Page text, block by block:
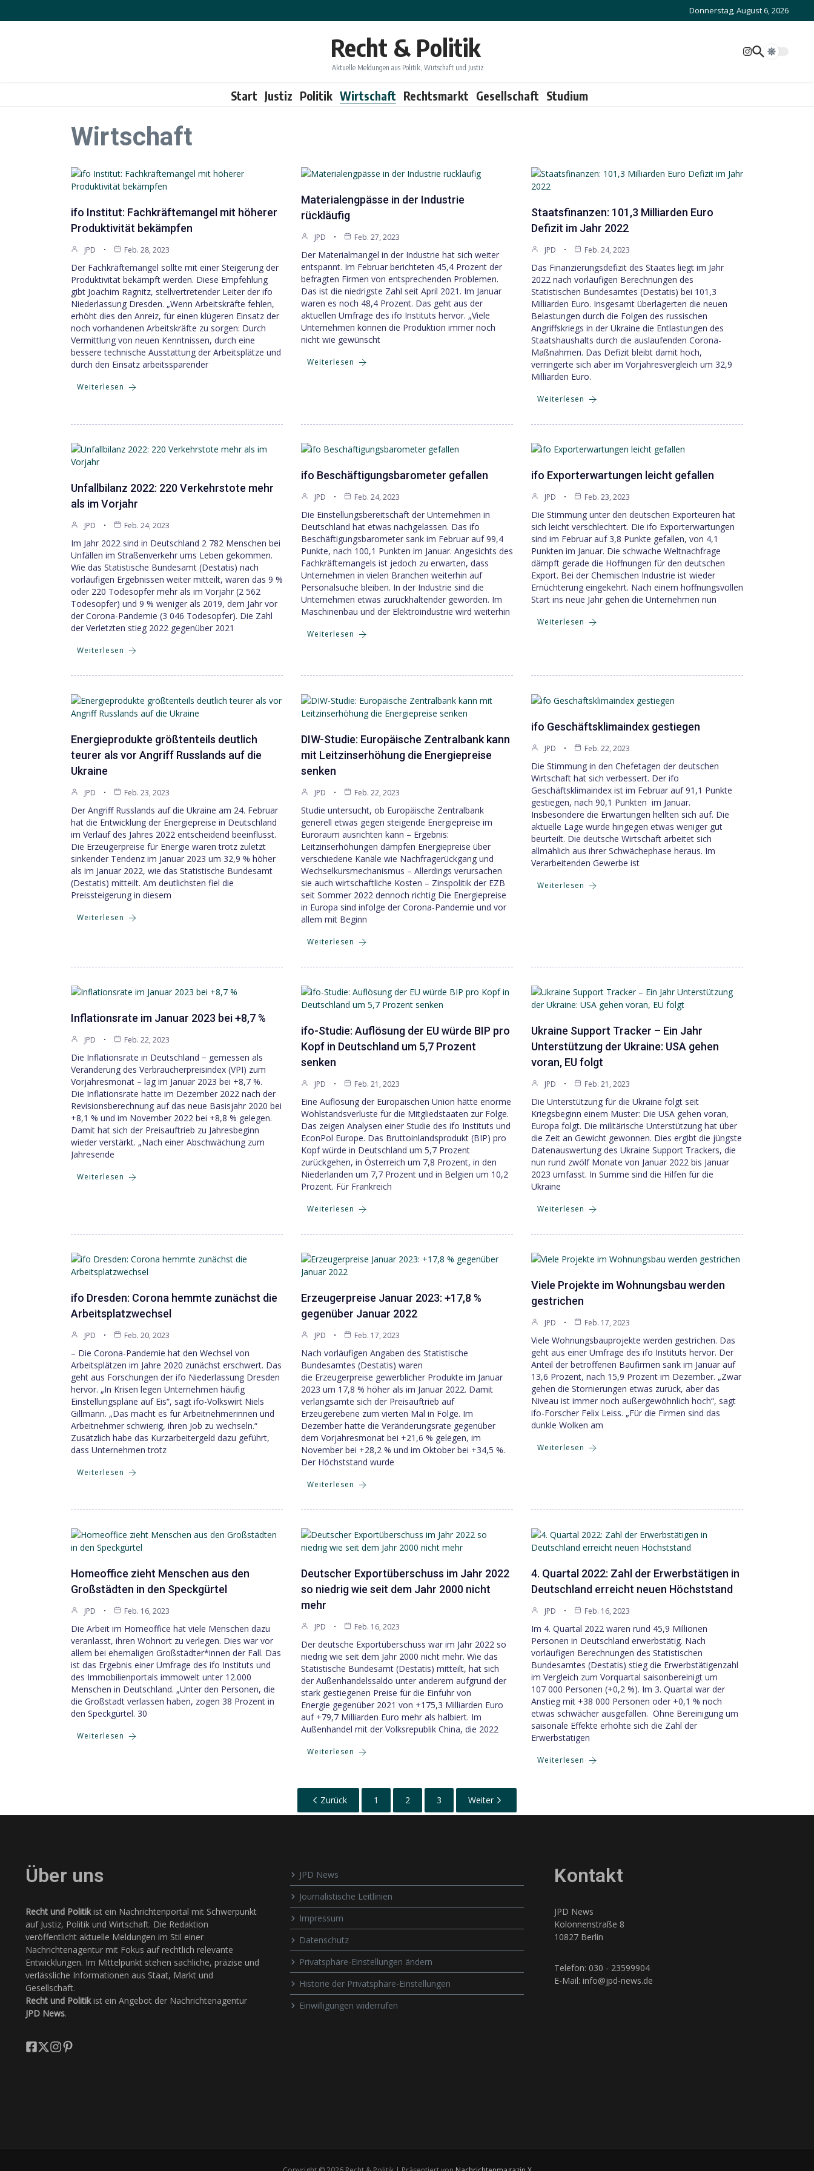
Donnerstag, August 6, 2026
Recht & Politik
Aktuelle Meldungen aus Politik, Wirtschaft und Justiz
Start Justiz Politik Wirtschaft Rechtsmarkt Gesellschaft Studium
Wirtschaft
ifo Institut: Fachkräftemangel mit höherer
Produktivität bekämpfen
JPD Feb. 28, 2023
Der Fachkräftemangel sollte mit einer Steigerung der
Produktivität bekämpft werden. Diese Empfehlung
gibt Joachim Ragnitz, stellvertretender Leiter der ifo
Niederlassung Dresden. „Wenn Arbeitskräfte fehlen,
erhöht dies den Anreiz, für einen klügeren Einsatz der
noch vorhandenen Arbeitskräfte zu sorgen: Durch
Vermittlung von neuen Kenntnissen, durch eine
bessere technische Ausstattung der Arbeitsplätze und
durch den Einsatz arbeitssparender
Weiterlesen
Materialengpässe in der Industrie
rückläufig
JPD Feb. 27, 2023
Der Materialmangel in der Industrie hat sich weiter
entspannt. Im Februar berichteten 45,4 Prozent der
befragten Firmen von entsprechenden Problemen.
Das ist die niedrigste Zahl seit April 2021. Im Januar
waren es noch 48,4 Prozent. Das geht aus der
aktuellen Umfrage des ifo Instituts hervor. „Viele
Unternehmen können die Produktion immer noch
nicht wie gewünscht
Weiterlesen
Staatsfinanzen: 101,3 Milliarden Euro
Defizit im Jahr 2022
JPD Feb. 24, 2023
Das Finanzierungsdefizit des Staates liegt im Jahr
2022 nach vorläufigen Berechnungen des
Statistischen Bundesamtes (Destatis) bei 101,3
Milliarden Euro. Insgesamt überlagerten die neuen
Belastungen durch die Folgen des russischen
Angriffskriegs in der Ukraine die Entlastungen des
Staatshaushalts durch die auslaufenden Corona-
Maßnahmen. Das Defizit bleibt damit hoch,
verringerte sich aber im Vorjahresvergleich um 32,9
Milliarden Euro.
Weiterlesen
Unfallbilanz 2022: 220 Verkehrstote mehr
als im Vorjahr
JPD Feb. 24, 2023
Im Jahr 2022 sind in Deutschland 2 782 Menschen bei
Unfällen im Straßenverkehr ums Leben gekommen.
Wie das Statistische Bundesamt (Destatis) nach
vorläufigen Ergebnissen weiter mitteilt, waren das 9 %
oder 220 Todesopfer mehr als im Vorjahr (2 562
Todesopfer) und 9 % weniger als 2019, dem Jahr vor
der Corona-Pandemie (3 046 Todesopfer). Die Zahl
der Verletzten stieg 2022 gegenüber 2021
Weiterlesen
ifo Beschäftigungsbarometer gefallen
JPD Feb. 24, 2023
Die Einstellungsbereitschaft der Unternehmen in
Deutschland hat etwas nachgelassen. Das ifo
Beschäftigungsbarometer sank im Februar auf 99,4
Punkte, nach 100,1 Punkten im Januar. Angesichts des
Fachkräftemangels ist jedoch zu erwarten, dass
Unternehmen in vielen Branchen weiterhin auf
Personalsuche bleiben. In der Industrie sind die
Unternehmen etwas zurückhaltender geworden. Im
Maschinenbau und der Elektroindustrie wird weiterhin
Weiterlesen
ifo Exporterwartungen leicht gefallen
JPD Feb. 23, 2023
Die Stimmung unter den deutschen Exporteuren hat
sich leicht verschlechtert. Die ifo Exporterwartungen
sind im Februar auf 3,8 Punkte gefallen, von 4,1
Punkten im Januar. Die schwache Weltnachfrage
dämpft gerade die Hoffnungen für den deutschen
Export. Bei der Chemischen Industrie ist wieder
Ernüchterung eingekehrt. Nach einem hoffnungsvollen
Start ins neue Jahr gehen die Unternehmen nun
Weiterlesen
Energieprodukte größtenteils deutlich
teurer als vor Angriff Russlands auf die
Ukraine
JPD Feb. 23, 2023
Der Angriff Russlands auf die Ukraine am 24. Februar
hat die Entwicklung der Energiepreise in Deutschland
im Verlauf des Jahres 2022 entscheidend beeinflusst.
Die Erzeugerpreise für Energie waren trotz zuletzt
sinkender Tendenz im Januar 2023 um 32,9 % höher
als im Januar 2022, wie das Statistische Bundesamt
(Destatis) mitteilt. Am deutlichsten fiel die
Preissteigerung in diesem
Weiterlesen
DIW-Studie: Europäische Zentralbank kann
mit Leitzinserhöhung die Energiepreise
senken
JPD Feb. 22, 2023
Studie untersucht, ob Europäische Zentralbank
generell etwas gegen steigende Energiepreise im
Euroraum ausrichten kann – Ergebnis:
Leitzinserhöhungen dämpfen Energiepreise über
verschiedene Kanäle wie Nachfragerückgang und
Wechselkursmechanismus – Allerdings verursachen
sie auch wirtschaftliche Kosten – Zinspolitik der EZB
seit Sommer 2022 dennoch richtig Die Energiepreise
in Europa sind infolge der Corona-Pandemie und vor
allem mit Beginn
Weiterlesen
ifo Geschäftsklimaindex gestiegen
JPD Feb. 22, 2023
Die Stimmung in den Chefetagen der deutschen
Wirtschaft hat sich verbessert. Der ifo
Geschäftsklimaindex ist im Februar auf 91,1 Punkte
gestiegen, nach 90,1 Punkten im Januar.
Insbesondere die Erwartungen hellten sich auf. Die
aktuelle Lage wurde hingegen etwas weniger gut
beurteilt. Die deutsche Wirtschaft arbeitet sich
allmählich aus ihrer Schwächephase heraus. Im
Verarbeitenden Gewerbe ist
Weiterlesen
Inflationsrate im Januar 2023 bei +8,7 %
JPD Feb. 22, 2023
Die Inflationsrate in Deutschland − gemessen als
Veränderung des Verbraucherpreisindex (VPI) zum
Vorjahresmonat – lag im Januar 2023 bei +8,7 %.
Die Inflationsrate hatte im Dezember 2022 nach der
Revisionsberechnung auf das neue Basisjahr 2020 bei
+8,1 % und im November 2022 bei +8,8 % gelegen.
Damit hat sich der Preisauftrieb zu Jahresbeginn
wieder verstärkt. „Nach einer Abschwächung zum
Jahresende
Weiterlesen
ifo-Studie: Auflösung der EU würde BIP pro
Kopf in Deutschland um 5,7 Prozent
senken
JPD Feb. 21, 2023
Eine Auflösung der Europäischen Union hätte enorme
Wohlstandsverluste für die Mitgliedstaaten zur Folge.
Das zeigen Analysen einer Studie des ifo Instituts und
EconPol Europe. Das Bruttoinlandsprodukt (BIP) pro
Kopf würde in Deutschland um 5,7 Prozent
zurückgehen, in Österreich um 7,8 Prozent, in den
Niederlanden um 7,7 Prozent und in Belgien um 10,2
Prozent. Für Frankreich
Weiterlesen
Ukraine Support Tracker – Ein Jahr
Unterstützung der Ukraine: USA gehen
voran, EU folgt
JPD Feb. 21, 2023
Die Unterstützung für die Ukraine folgt seit
Kriegsbeginn einem Muster: Die USA gehen voran,
Europa folgt. Die militärische Unterstützung hat über
die Zeit an Gewicht gewonnen. Dies ergibt die jüngste
Datenauswertung des Ukraine Support Trackers, die
nun rund zwölf Monate von Januar 2022 bis Januar
2023 umfasst. In Summe sind die Hilfen für die
Ukraine
Weiterlesen
ifo Dresden: Corona hemmte zunächst die
Arbeitsplatzwechsel
JPD Feb. 20, 2023
– Die Corona-Pandemie hat den Wechsel von
Arbeitsplätzen im Jahre 2020 zunächst erschwert. Das
geht aus Forschungen der ifo Niederlassung Dresden
hervor. „In Krisen legen Unternehmen häufig
Einstellungspläne auf Eis“, sagt ifo-Volkswirt Niels
Gillmann. „Das macht es für Arbeitnehmerinnen und
Arbeitnehmer schwierig, ihren Job zu wechseln.“
Zusätzlich habe das Kurzarbeitergeld dazu geführt,
dass Unternehmen trotz
Weiterlesen
Erzeugerpreise Januar 2023: +17,8 %
gegenüber Januar 2022
JPD Feb. 17, 2023
Nach vorläufigen Angaben des Statistische
Bundesamtes (Destatis) waren
die Erzeugerpreise gewerblicher Produkte im Januar
2023 um 17,8 % höher als im Januar 2022. Damit
verlangsamte sich der Preisauftrieb auf
Erzeugerebene zum vierten Mal in Folge. Im
Dezember hatte die Veränderungsrate gegenüber
dem Vorjahresmonat bei +21,6 % gelegen, im
November bei +28,2 % und im Oktober bei +34,5 %.
Der Höchststand wurde
Weiterlesen
Viele Projekte im Wohnungsbau werden
gestrichen
JPD Feb. 17, 2023
Viele Wohnungsbauprojekte werden gestrichen. Das
geht aus einer Umfrage des ifo Instituts hervor. Der
Anteil der betroffenen Baufirmen sank im Januar auf
13,6 Prozent, nach 15,9 Prozent im Dezember. „Zwar
gehen die Stornierungen etwas zurück, aber das
Niveau ist immer noch außergewöhnlich hoch“, sagt
ifo-Forscher Felix Leiss. „Für die Firmen sind das
dunkle Wolken am
Weiterlesen
Homeoffice zieht Menschen aus den
Großstädten in den Speckgürtel
JPD Feb. 16, 2023
Die Arbeit im Homeoffice hat viele Menschen dazu
veranlasst, ihren Wohnort zu verlegen. Dies war vor
allem bei ehemaligen Großstädter*innen der Fall. Das
ist das Ergebnis einer Umfrage des ifo Instituts und
des Immobilienportals immowelt unter 12.000
Menschen in Deutschland. „Unter den Personen, die
die Großstadt verlassen haben, zogen 38 Prozent in
den Speckgürtel. 30
Weiterlesen
Deutscher Exportüberschuss im Jahr 2022
so niedrig wie seit dem Jahr 2000 nicht
mehr
JPD Feb. 16, 2023
Der deutsche Exportüberschuss war im Jahr 2022 so
niedrig wie seit dem Jahr 2000 nicht mehr. Wie das
Statistische Bundesamt (Destatis) mitteilt, hat sich
der Außenhandelssaldo unter anderem aufgrund der
stark gestiegenen Preise für die Einfuhr von
Energie gegenüber 2021 von +175,3 Milliarden Euro
auf +79,7 Milliarden Euro mehr als halbiert. Im
Außenhandel mit der Volksrepublik China, die 2022
Weiterlesen
4. Quartal 2022: Zahl der Erwerbstätigen in
Deutschland erreicht neuen Höchststand
JPD Feb. 16, 2023
Im 4. Quartal 2022 waren rund 45,9 Millionen
Personen in Deutschland erwerbstätig. Nach
vorläufigen Berechnungen des Statistischen
Bundesamtes (Destatis) stieg die Erwerbstätigenzahl
im Vergleich zum Vorquartal saisonbereinigt um
107 000 Personen (+0,2 %). Im 3. Quartal war der
Anstieg mit +38 000 Personen oder +0,1 % noch
etwas schwächer ausgefallen. Ohne Bereinigung um
saisonale Effekte erhöhte sich die Zahl der
Erwerbstätigen
Weiterlesen
Zurück 1 2 3 Weiter
Über uns
Recht und Politikist ein Nachrichtenportal mit Schwerpunkt
auf Justiz, Politik und Wirtschaft. Die Redaktion
veröffentlicht aktuelle Meldungen im Stil einer
Nachrichtenagentur mit Fokus auf rechtlich relevante
Entwicklungen. Im Mittelpunkt stehen sachliche, präzise und
verlässliche Informationen aus Staat, Markt und
Gesellschaft.
Recht und Politikist ein Angebot der Nachrichtenagentur
JPD News.
JPD News
Journalistische Leitlinien
Impressum
Datenschutz
Privatsphäre-Einstellungen ändern
Historie der Privatsphäre-Einstellungen
Einwilligungen widerrufen
Kontakt
JPD News
Kolonnenstraße 8
10827 Berlin
Telefon: 030 - 23599904
E-Mail: info@jpd-news.de